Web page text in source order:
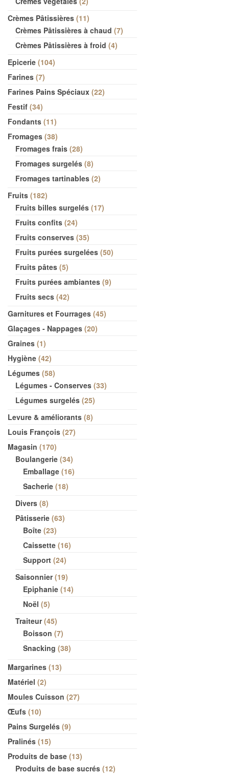
Crèmes Pâtissières 11
Crèmes Pâtissières à chaud 7
Crèmes Pâtissières à froid 4
Epicerie 104
Farines 7
Farines Pains Spéciaux 22
Festif 34
Fondants 11
Fromages 38
Fromages frais 28
Fromages surgelés 8
Fromages tartinables 2
Fruits 182
Fruits billes surgelés 17
Fruits confits 24
Fruits conserves 35
Fruits purées surgelées 50
Fruits pâtes 5
Fruits purées ambiantes 9
Fruits secs 42
Garnitures et Fourrages 45
Glaçages - Nappages 20
Graines 1
Hygiène 42
Légumes 58
Légumes - Conserves 33
Légumes surgelés 25
Levure & améliorants 8
Louis François 27
Magasin 170
Boulangerie 34
Emballage 16
Sacherie 18
Divers 8
Pâtisserie 63
Boîte 23
Caissette 16
Support 24
Saisonnier 19
Epiphanie 14
Noël 5
Traiteur 45
Boisson 7
Snacking 38
Margarines 13
Matériel 2
Moules Cuisson 27
Œufs 10
Pains Surgelés 9
Pralinés 15
Produits de base 13
Produits de base sucrés 12